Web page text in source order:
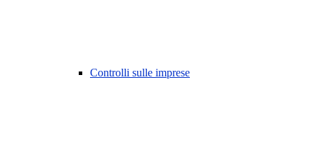
Controlli sulle imprese